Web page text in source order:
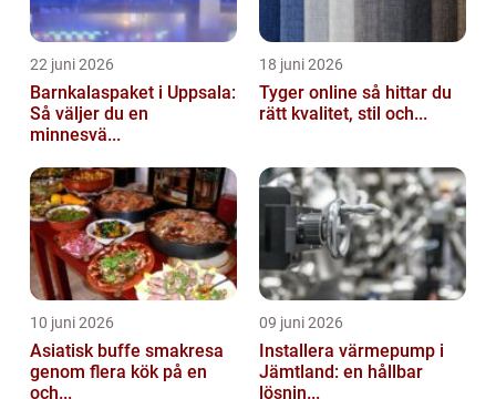
22 juni 2026
Barnkalaspaket i Uppsala:
Så väljer du en
minnesvä...
18 juni 2026
Tyger online så hittar du
rätt kvalitet, stil och...
10 juni 2026
Asiatisk buffe smakresa
genom flera kök på en
och...
09 juni 2026
Installera värmepump i
Jämtland: en hållbar
lösnin...